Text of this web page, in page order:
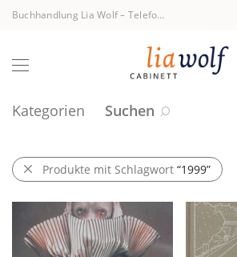
Buchhandlung Lia Wolf– Telefon +43 1 512 40 94
Kategorien Suchen
Produkte mit Schlagwort “1999”